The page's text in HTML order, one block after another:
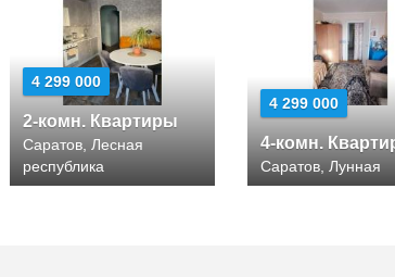
4 299 000
2-комн. Квартиры
Саратов, Лесная
республика
4 299 000
4-комн.
Саратов, Лунная